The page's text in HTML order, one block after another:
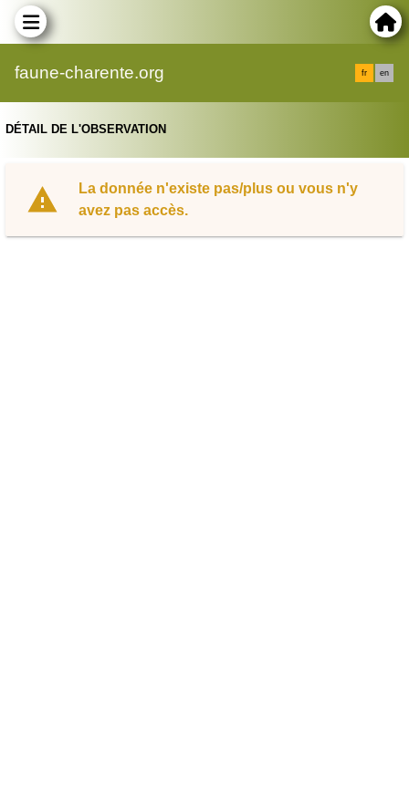
faune-charente.org fr en
DÉTAIL DE L'OBSERVATION
La donnée n'existe pas/plus ou vous n'y
avez pas accès.